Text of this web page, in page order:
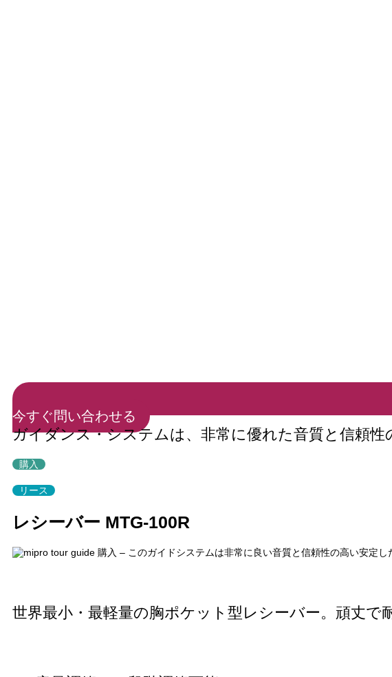
今すぐ問い合わせる
ガイダンス・システムは、非常に優れた音質と信頼
購入
リース
レシーバー MTG-100R
世界最小・最軽量の胸ポケット型レシーバー。頑丈で